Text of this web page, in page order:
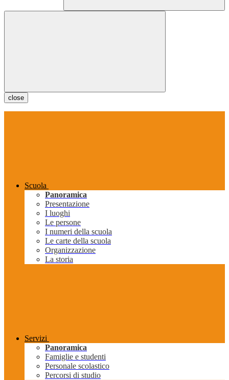
close
Scuola
Panoramica
Presentazione
I luoghi
Le persone
I numeri della scuola
Le carte della scuola
Organizzazione
La storia
Servizi
Panoramica
Famiglie e studenti
Personale scolastico
Percorsi di studio